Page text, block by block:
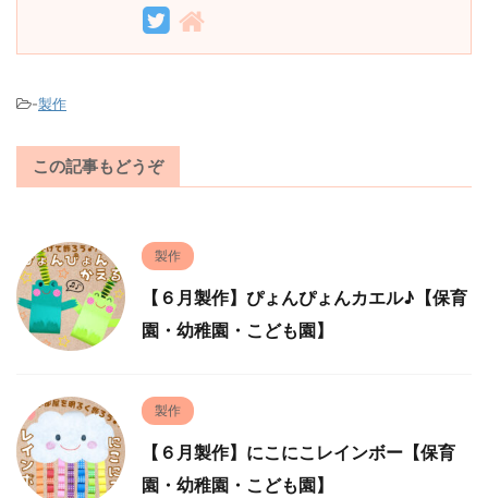
-製作
この記事もどうぞ
製作
【６月製作】ぴょんぴょんカエル♪【保育
園・幼稚園・こども園】
製作
【６月製作】にこにこレインボー【保育
園・幼稚園・こども園】